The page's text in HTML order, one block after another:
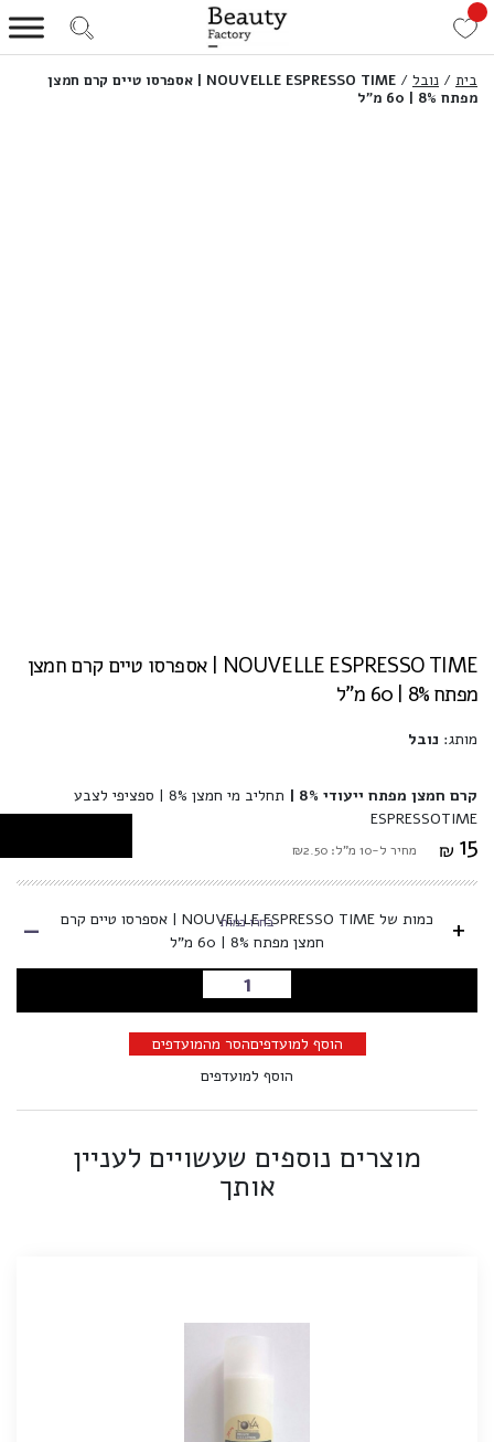
בית / נובל /
NOUVELLE ESPRESSO TIME | אספרסו טיים קרם חמצן
מפתח 8% | 60 מ”ל
NOUVELLE ESPRESSO TIME | אספרסו טיים קרם חמצן
מפתח 8% | 60 מ"ל
מותג: נובל
קרם חמצן מפתח ייעודי 8% |
תחליב מי חמצן 8% | ספציפי לצבע
ESPRESSOTIME
₪ 15 מחיר ל-10 מ"ל: ₪2.50
+
כמות של NOUVELLE ESPRESSO TIME | אספרסו טיים קרם
חמצן מפתח 8% | 60 מ"ל
בחרו כמות -
הוספה לסל
הוסף למועדפיםהסר מהמועדפים
הוסף למועדפים
מוצרים נוספים שעשויים לעניין
אותך